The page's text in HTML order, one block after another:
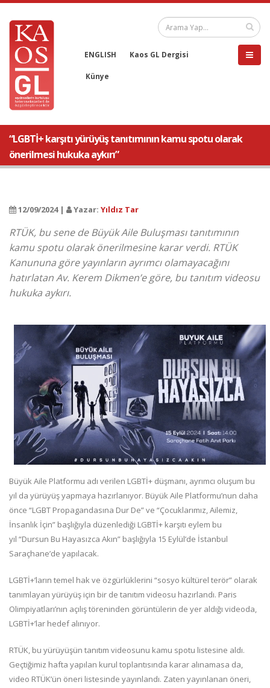
ENGLISH Kaos GL Dergisi
Künye
“LGBTİ+ karşıtı yürüyüş tanıtımının kamu spotu olarak
önerilmesi hukuka aykırı”
12/09/2024 | Yazar: Yıldız Tar
RTÜK, bu sene de Büyük Aile Buluşması tanıtımının
kamu spotu olarak önerilmesine karar verdi. RTÜK
Kanununa göre yayınların ayrımcı olamayacağını
hatırlatan Av. Kerem Dikmen’e göre, bu tanıtım videosu
hukuka aykırı.
Büyük Aile Platformu adı verilen LGBTİ+ düşmanı, ayrımcı oluşum bu
yıl da yürüyüş yapmaya hazırlanıyor. Büyük Aile Platformu’nun daha
önce “LGBT Propagandasına Dur De” ve “Çocuklarımız, Ailemiz,
İnsanlık İçin” başlığıyla düzenlediği LGBTİ+ karşıtı eylem bu
yıl “Dursun Bu Hayasızca Akın” başlığıyla 15 Eylül’de İstanbul
Saraçhane’de yapılacak.
LGBTİ+’ların temel hak ve özgürlüklerini “sosyo kültürel terör” olarak
tanımlayan yürüyüş için bir de tanıtım videosu hazırlandı. Paris
Olimpiyatları’nın açılış töreninden görüntülerin de yer aldığı videoda,
LGBTİ+’lar hedef alınıyor.
RTÜK, bu yürüyüşün tanıtım videosunu kamu spotu listesine aldı.
Geçtiğimiz hafta yapılan kurul toplantısında karar alınamasa da,
video RTÜK’ün öneri listesinde yayınlandı. Zaten yayınlanan öneri,